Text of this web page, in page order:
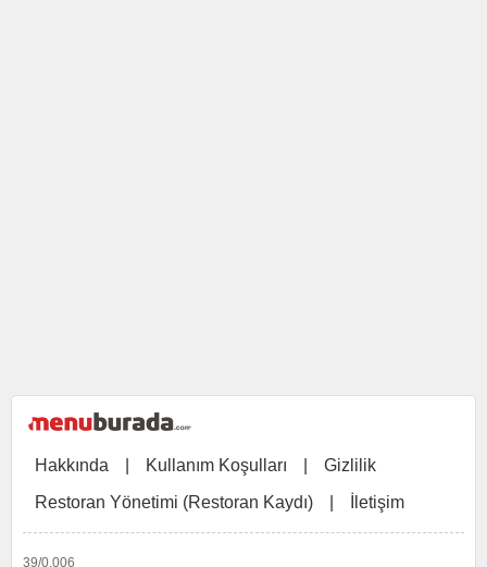
Hakkında Kullanım Koşulları
Gizlilik
Restoran Yönetimi (Restoran Kaydı)
İletişim
39/0,006